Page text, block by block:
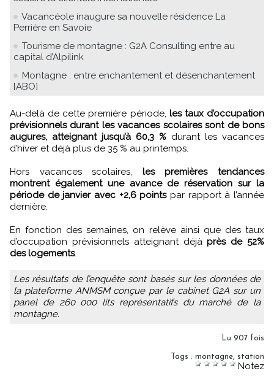
Vacancéole inaugure sa nouvelle résidence La
Perrière en Savoie
Tourisme de montagne : G2A Consulting entre au
capital d’Alpilink
Montagne : entre enchantement et désenchantement
[ABO]
Au-delà de cette première période, les taux d’occupation
prévisionnels durant les vacances scolaires sont de bons
augures, atteignant jusqu’à 60,3 % durant les vacances
d’hiver et déjà plus de 35 % au printemps.
Hors vacances scolaires, les premières tendances
montrent également une avance de réservation sur la
période de janvier avec +2,6 pointspar rapport à l’année
dernière.
En fonction des semaines, on relève ainsi que des taux
d’occupation prévisionnels atteignant déjàprès de 52%
des logements.
Les résultats de l’enquête sont basés sur les données de
la plateforme ANMSM conçue par le cabinet G2A sur un
panel de 260 000 lits représentatifs du marché de la
montagne.
Lu 907 fois
Tags : montagne, station
Notez